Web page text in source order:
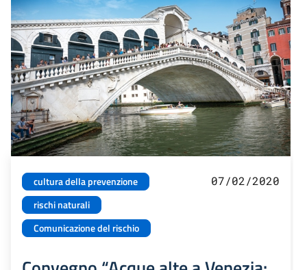
cultura della prevenzione
rischi naturali
Comunicazione del rischio
07/02/2020